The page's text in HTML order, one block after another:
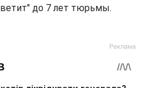
до 7 лет тюрьмы.